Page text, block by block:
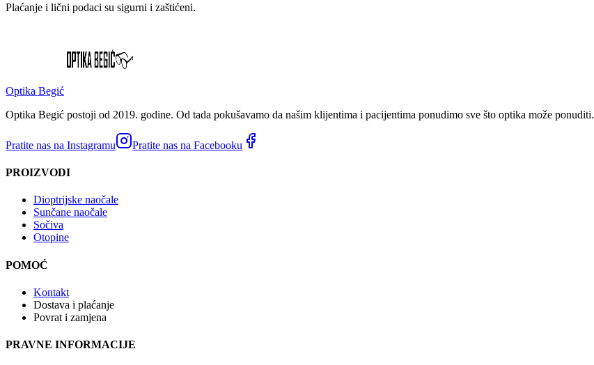
Plaćanje i lični podaci su sigurni i zaštićeni.
Optika Begić
Optika Begić postoji od 2019. godine. Od tada pokušavamo da našim klijentima i pacijentima ponudimo sve što optika može ponuditi.
Pratite nas na Instagramu Pratite nas na Facebooku
PROIZVODI
Dioptrijske naočale
Sunčane naočale
Sočiva
Otopine
POMOĆ
Kontakt
Dostava i plaćanje
Povrat i zamjena
PRAVNE INFORMACIJE